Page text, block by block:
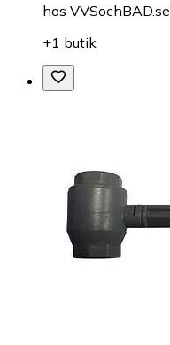
hos VVSochBAD.se
+1 butik